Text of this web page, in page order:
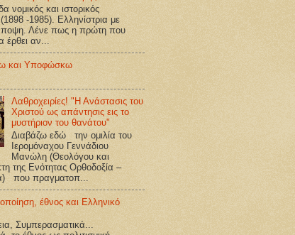
νομικός και ιστορικός
(1898 -1985). Ελληνίστρια με
Λένε πως η πρώτη που
έρθει αν...
και Υποφώσκω
Λαθροχειρίες! "Η Ανάστασις του
Χριστού ως απάντησις εις το
μυστήριον του θανάτου"
Διαβάζω εδώ την ομιλία του
Ιερομόναχου Γεννάδιου
Μανώλη (Θεολόγου και
της Ενότητας Ορθοδοξία –
που πραγματοπ...
έθνος και Ελληνικό
Συμπερασματικά...